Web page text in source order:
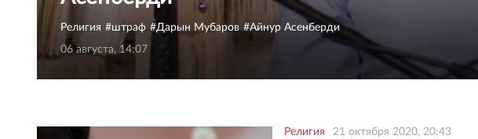
Религия штраф Дарын Мубаров
Айнур Асенберди
06 августа, 14:07
Религия 21 октября 2020, 20:43